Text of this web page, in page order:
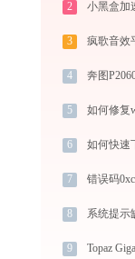
2
3
4
5 如何修复
6
7 错误码
8 系统提示
9